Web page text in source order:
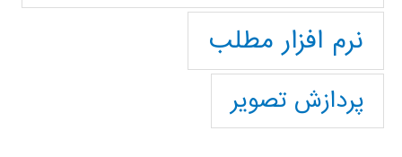
نرم افزار مطلب
پردازش تصویر